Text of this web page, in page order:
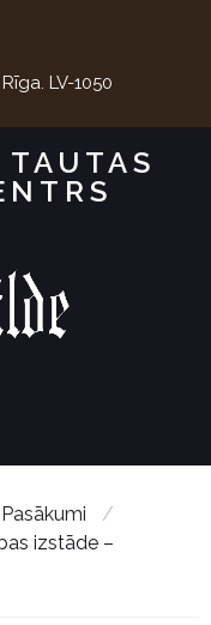
LV-1050
Pasākumi
/
izstāde –